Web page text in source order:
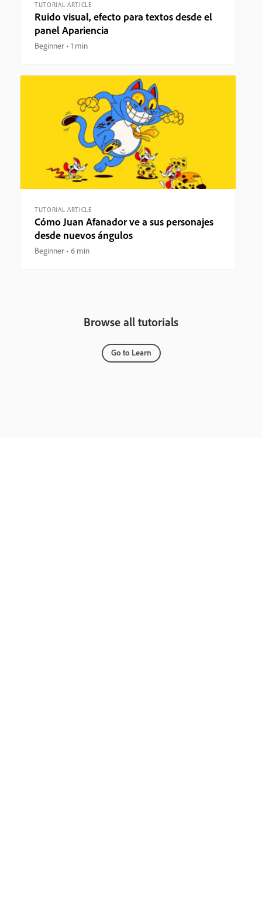
TUTORIAL ARTICLE
Ruido visual, efecto para textos desde el
panel Apariencia
Beginner 1 min
TUTORIAL ARTICLE
Cómo Juan Afanador ve a sus personajes
desde nuevos ángulos
Beginner 6 min
Browse all tutorials
Go to Learn